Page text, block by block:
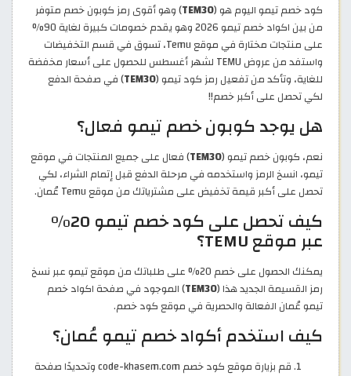
كود خصم تيمو اليوم هو (TEM30) وهو أقوى رمز كوبون خصم متوفر
من بين اكواد خصم تيمو 2026 وهو يقدم خصومات كبيرة لغاية 90%
على منتجات مختارة في موقع Temu، تسوق في قسم التخفيضات
واستفد من عروض TEMU لشهر أغسطس للحصول على أسعار مخفضة
للغاية، وتأكد من تفعيل رمز كود تيمو (TEM30) في صفحة الدفع
لكي تحصل على أكبر خصم!!
هل يوجد كوبون خصم تيمو فعال؟
نعم، كوبون خصم تيمو (TEM30) فعال على جميع المنتجات في موقع
تيمو، انسخ الرمز واستخدمه في مرحلة الدفع قبل إتمام الشراء، لكي
تحصل على أكبر قيمة تخفيض على مشترياتك من موقع Temu عُمان.
كيف تحصل على كود خصم تيمو 20%
عبر موقع TEMU؟
يمكنك الحصول على خصم 20% على طلباتك من موقع تيمو عبر نسخ
رمز القسيمة الجديد هذا (TEM30) الموجود في صفحة اكواد خصم
تيمو عُمان الفعالة والحصرية في موقع كود خصم.
كيف استخدم أكواد خصم تيمو عُمان؟
قم بزيارة موقع كود خصم code-khasem.com وتحديدًا صفحة